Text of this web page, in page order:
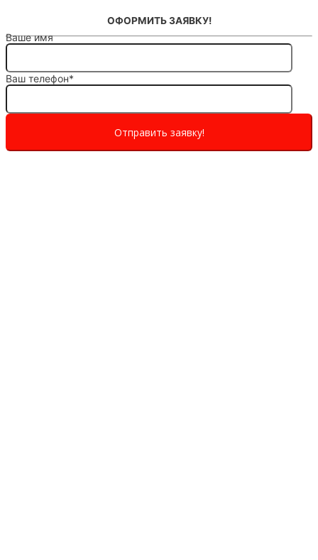
ОФОРМИТЬ ЗАЯВКУ!
Ваше имя
Ваш телефон*